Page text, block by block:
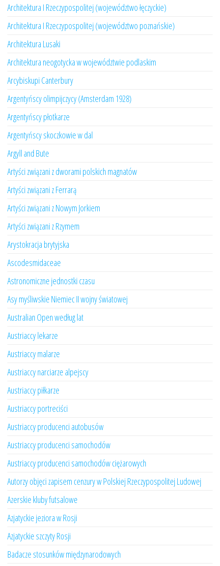
Architektura I Rzeczypospolitej (województwo łęczyckie)
Architektura I Rzeczypospolitej (województwo poznańskie)
Architektura Lusaki
Architektura neogotycka w województwie podlaskim
Arcybiskupi Canterbury
Argentyńscy olimpijczycy (Amsterdam 1928)
Argentyńscy płotkarze
Argentyńscy skoczkowie w dal
Argyll and Bute
Artyści związani z dworami polskich magnatów
Artyści związani z Ferrarą
Artyści związani z Nowym Jorkiem
Artyści związani z Rzymem
Arystokracja brytyjska
Ascodesmidaceae
Astronomiczne jednostki czasu
Asy myśliwskie Niemiec II wojny światowej
Australian Open według lat
Austriaccy lekarze
Austriaccy malarze
Austriaccy narciarze alpejscy
Austriaccy piłkarze
Austriaccy portreciści
Austriaccy producenci autobusów
Austriaccy producenci samochodów
Austriaccy producenci samochodów ciężarowych
Autorzy objęci zapisem cenzury w Polskiej Rzeczypospolitej Ludowej
Azerskie kluby futsalowe
Azjatyckie jeziora w Rosji
Azjatyckie szczyty Rosji
Badacze stosunków międzynarodowych